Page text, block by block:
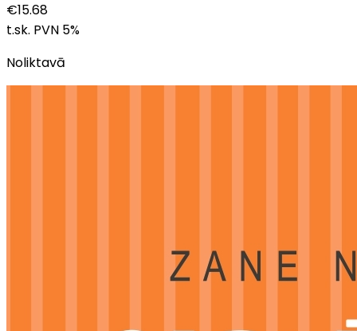
€15.68
t.sk. PVN 5%
Noliktavā